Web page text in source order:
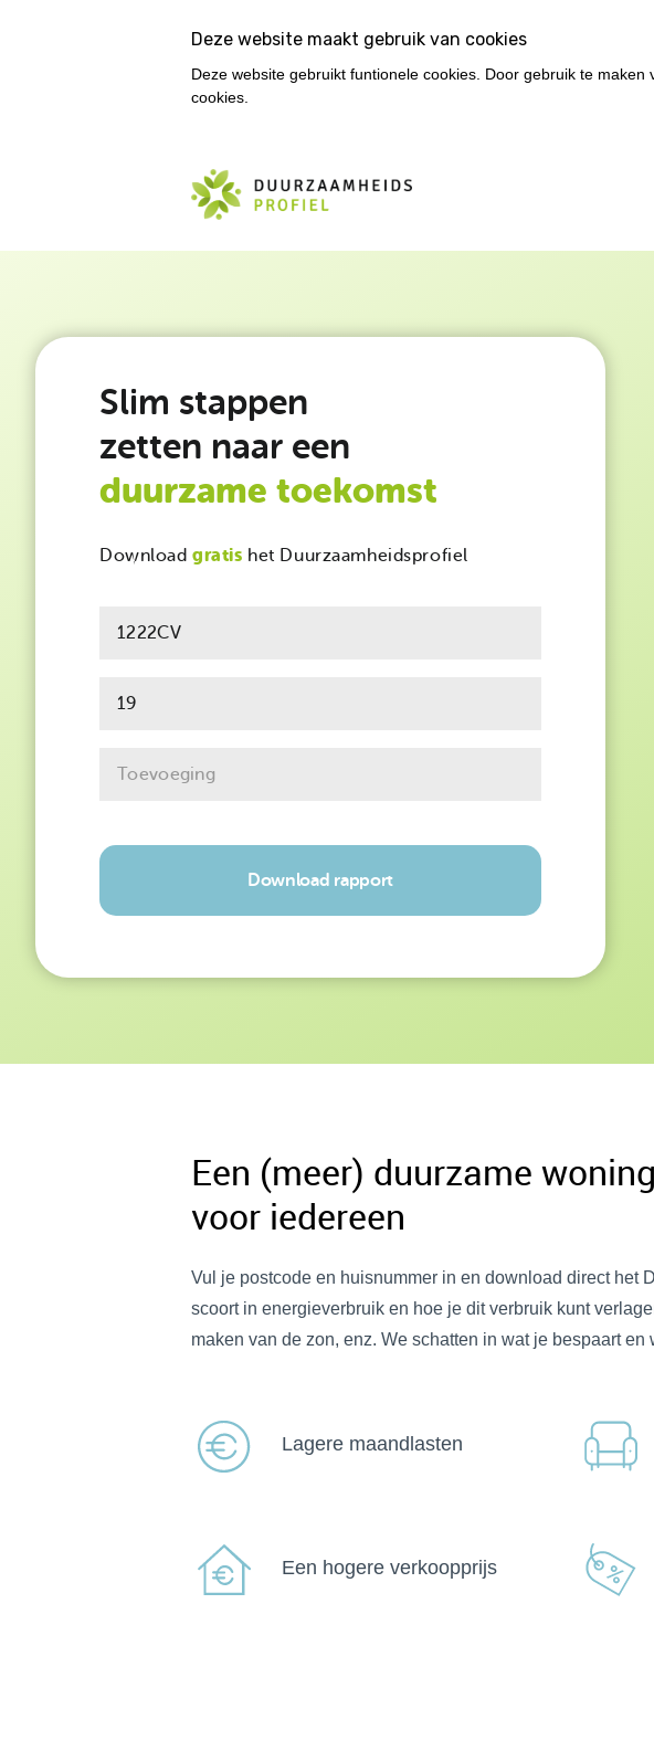
Deze website maakt gebruik van cookies
Deze website gebruikt funtionele cookies. Door gebruik te
cookies.
Een (meer) duurzame woning
voor iedereen
Vul je postcode en huisnummer in en download direct het
scoort in energieverbruik en hoe je dit verbruik kunt
maken van de zon, enz. We schatten in wat je bespaart
Lagere maandlasten
Een hogere verkoopprijs